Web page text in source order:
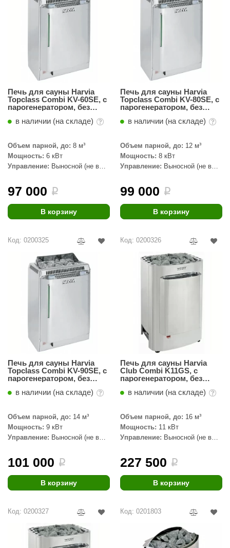
камень
камень
ecology
2000
KERN
Печь для сауны Harvia
Topclass Combi KV-60SE, с
парогенератором, без
в наличии (на складе)
Объем парной, до: 8 м³
Мощность: 6 кВт
Управление: Выносной (не в
97 000 i
В корзину
Печь для сауны Harvia
Topclass Combi KV-80SE, с
парогенератором, без
в наличии (на складе)
Объем парной, до: 12 м³
Мощность: 8 кВт
Управление: Выносной (не в
99 000 i
В корзину
Код: 0200325
Печь для сауны Harvia
Topclass Combi KV-90SE, с
парогенератором, без
в наличии (на складе)
Объем парной, до: 14 м³
Мощность: 9 кВт
Управление: Выносной (не в
101 000 i
В корзину
Код: 0200326
Печь для сауны Harvia
Club Combi K11GS, с
парогенератором, без
в наличии (на складе)
Объем парной, до: 16 м³
Мощность: 11 кВт
Управление: Выносной (не в
227 500 i
В корзину
Код: 0200327 Код: 0201803